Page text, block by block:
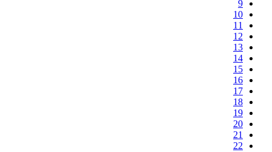
9
10
11
12
13
14
15
16
17
18
19
20
21
22